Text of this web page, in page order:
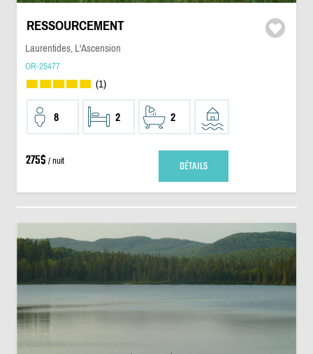
RESSOURCEMENT
Laurentides, L'Ascension
OR-25477
(1)
8 2 2
275$ / nuit DÉTAILS